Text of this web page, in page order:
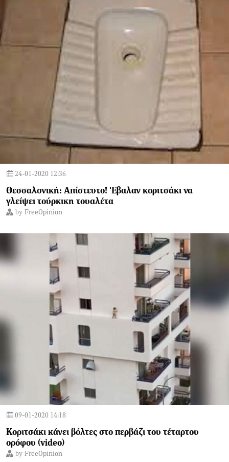
24-01-2020 12:36
Θεσσαλονική: Aπίστευτο! 'Εβαλαν κοριτσάκι να
γλείψει τούρκικη τουαλέτα
by FreeOpinion
09-01-2020 14:18
Koριτσάκι κάνει βόλτες στο περβάζι του τέταρτου
ορόφου (video)
by FreeOpinion